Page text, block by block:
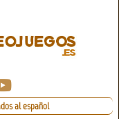
al español